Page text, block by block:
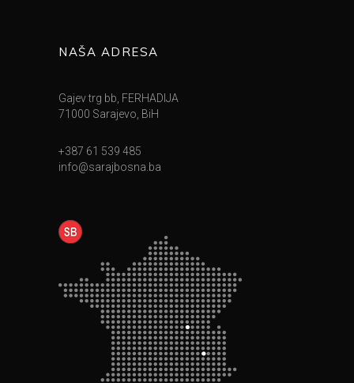
NAŠA ADRESA
Gajev trg bb, FERHADIJA
71000 Sarajevo, BiH
+387 61 539 485
info@sarajbosna.ba